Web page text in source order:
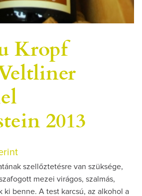
Kropf
2013
szellőztetésre van szüksége,
mezei virágos, szalmás,
ki benne. A test karcsú, az alkohol a